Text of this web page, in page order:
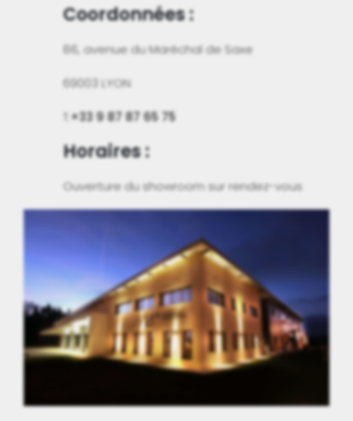
Coordonnées :
86, avenue du Maréchal de Saxe
69003 LYON
T. +33 9 87 87 65 75
Horaires :
Ouverture du showroom sur rendez-vous